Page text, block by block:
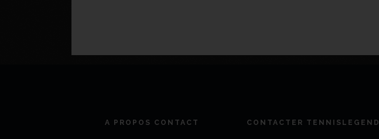
A PROPOS CONTACT CONTACTER TENNISLEGEND